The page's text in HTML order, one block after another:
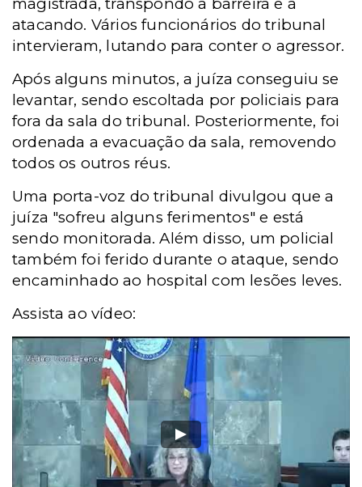
atacando. Vários funcionários do tribunal
intervieram, lutando para conter o agressor.
Após alguns minutos, a juíza conseguiu se
levantar, sendo escoltada por policiais para
fora da sala do tribunal. Posteriormente, foi
ordenada a evacuação da sala, removendo
todos os outros réus.
Uma porta-voz do tribunal divulgou que a
juíza "sofreu alguns ferimentos" e está
sendo monitorada. Além disso, um policial
também foi ferido durante o ataque, sendo
encaminhado ao hospital com lesões leves.
Assista ao vídeo: